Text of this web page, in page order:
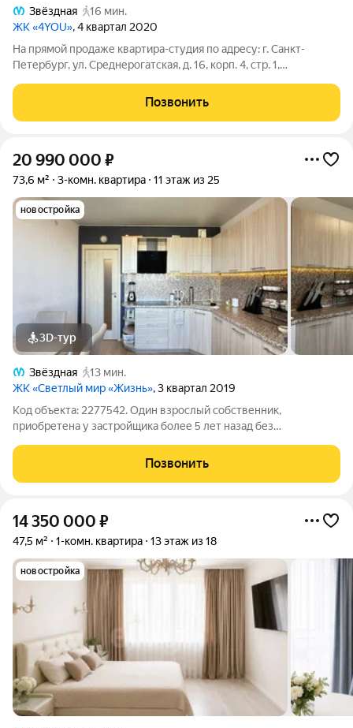
Звёздная
16 мин.
ЖК «4YOU», 4 квартал 2020
На прямой продаже квартира-студия по адресу: г. Санкт-
Петербург, ул. Среднерогатская, д. 16, корп. 4, стр. 1,
кирпичного дома 2020 года постройки. Это идеальный
вариант как для комфортной жизни, так и
Позвонить
20 990 000 ₽
73,6 м² 3-комн. квартира 11 этаж из 25
новостройка
3D-тур
Звёздная
13 мин.
ЖК «Светлый мир «Жизнь», 3 квартал 2019
Код объекта: 2277542. Один взрослый собственник,
приобретена у застройщика более 5 лет назад без
средства. В квартире нет перепланировок и
зарегистрированных лиц. Собственность без
Позвонить
14 350 000 ₽
47,5 м² 1-комн. квартира 13 этаж из 18
новостройка